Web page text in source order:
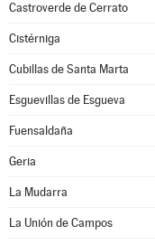
Castroverde de Cerrato
Cistérniga
Cubillas de Santa Marta
Esguevillas de Esgueva
Fuensaldaña
Geria
La Mudarra
La Unión de Campos